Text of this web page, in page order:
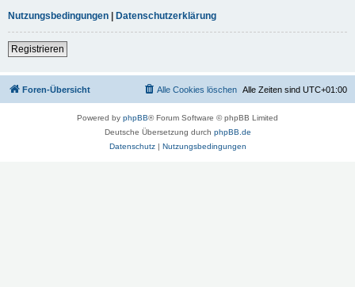
Nutzungsbedingungen | Datenschutzerklärung
Registrieren
Foren-Übersicht Alle Zeiten sind UTC+01:00
Alle Cookies löschen
Powered by phpBB® Forum Software © phpBB Limited
Deutsche Übersetzung durch phpBB.de
Datenschutz| Nutzungsbedingungen